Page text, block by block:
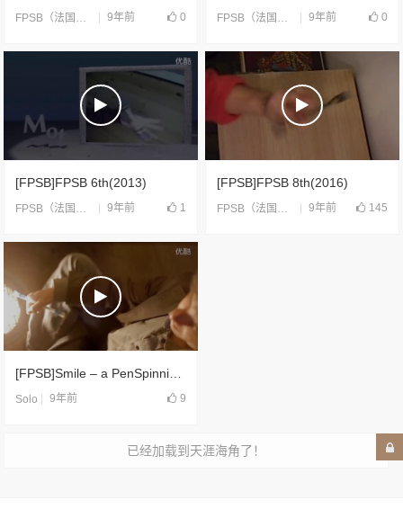
FPSB（法国） UPSB（国际） ,合片
9年前 0 FPSB（法国） 合片9年前 0
[FPSB]FPSB 6th(2013)
FPSB（法国） 合片9年前 1
[FPSB]FPSB 8th(2016)
FPSB（法国） 合片9年前 145
[FPSB]Smile – a PenSpinning Hint(2012)
Solo 9年前 9
已经加载到天涯海角了！